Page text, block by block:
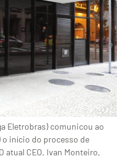
Eletrobras) comunicou ao
início do processo de
atual CEO, Ivan Monteiro,